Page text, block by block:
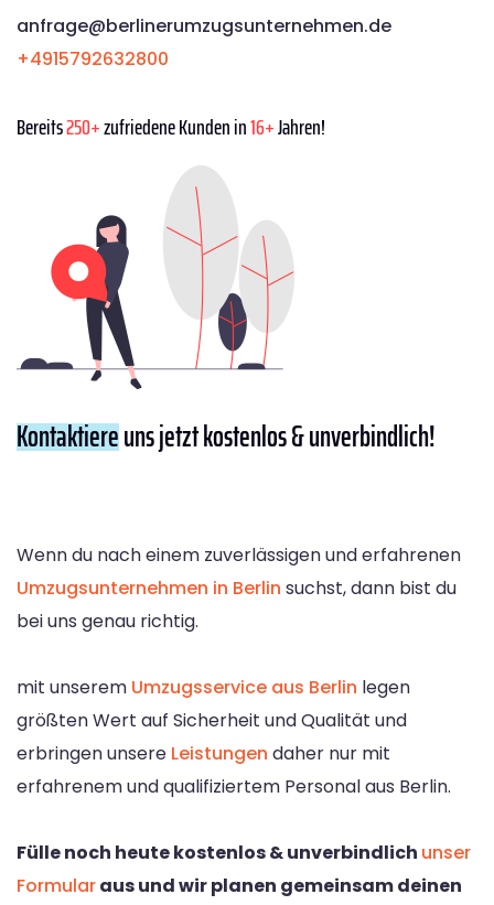
anfrage@berlinerumzugsunternehmen.de
+4915792632800
Bereits250+zufriedene Kunden in16+Jahren!
Kontaktiereuns jetzt kostenlos & unverbindlich!
Wenn du nach einem zuverlässigen und erfahrenen
Umzugsunternehmen in Berlin suchst, dann bist du
bei uns genau richtig.
mit unserem Umzugsservice aus Berlin legen
größten Wert auf Sicherheit und Qualität und
erbringen unsere Leistungen daher nur mit
erfahrenem und qualifiziertem Personal aus Berlin.
Fülle noch heute kostenlos & unverbindlich unser
Formularaus und wir planen gemeinsam deinen